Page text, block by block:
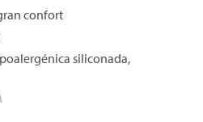
confort
siliconada,